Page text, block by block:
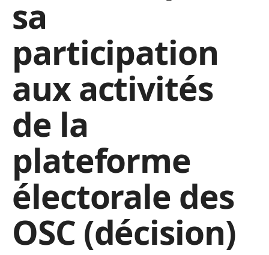
sa
participation
aux activités
de la
plateforme
électorale des
OSC (décision)